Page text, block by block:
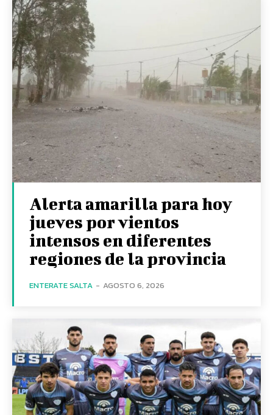
Alerta amarilla para hoy
jueves por vientos
intensos en diferentes
regiones de la provincia
ENTERATE SALTA - AGOSTO 6, 2026